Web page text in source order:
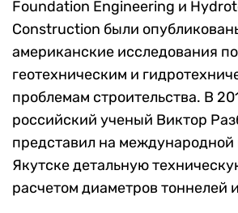
Foundation Engineering и
Construction были
американские исследования по
геотехническим и
проблемам строительства. В
российский ученый Виктор
представил на
Якутске детальную
расчетом диаметров тоннелей